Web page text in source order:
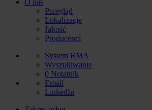
O nas
Przegląd
Lokalizacje
Jakość
Producenci
System RMA
Wyszukiwanie
0 Notatnik
Email
LinkedIn